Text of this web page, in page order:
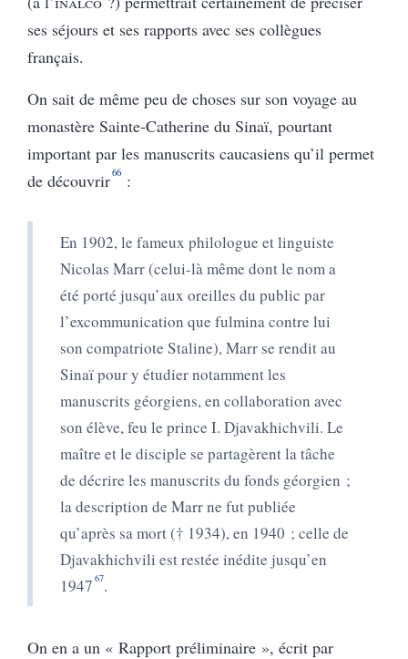
ses séjours et ses rapports avec ses collègues
français.
On sait de même peu de choses sur son voyage au
monastère Sainte-Catherine du Sinaï, pourtant
important par les manuscrits caucasiens qu’il permet
de découvrir66 :
En 1902, le fameux philologue et linguiste
Nicolas Marr (celui-là même dont le nom a
été porté jusqu’aux oreilles du public par
l’excommunication que fulmina contre lui
son compatriote Staline), Marr se rendit au
Sinaï pour y étudier notamment les
manuscrits géorgiens, en collaboration avec
son élève, feu le prince I. Djavakhichvili. Le
maître et le disciple se partagèrent la tâche
de décrire les manuscrits du fonds géorgien ;
la description de Marr ne fut publiée
qu’après sa mort († 1934), en 1940 ; celle de
Djavakhichvili est restée inédite jusqu’en
1947 67.
On en a un « Rapport préliminaire », écrit par